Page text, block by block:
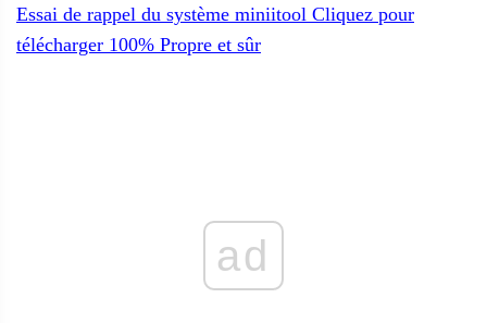
Essai de rappel du système miniitool Cliquez pour
télécharger 100% Propre et sûr
ad